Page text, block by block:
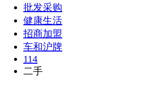
批发采购
健康生活
招商加盟
车和沪牌
114
二手